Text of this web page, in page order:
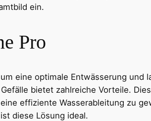
ein.
Pro
eine optimale Entwässerung
bietet zahlreiche Vorteile.
effiziente Wasserableitung zu
diese Lösung ideal.